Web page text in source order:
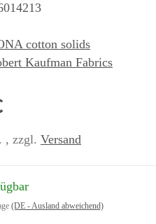
cotton solids
Kaufman Fabrics
, zzgl. Versand
(DE - Ausland abweichend)